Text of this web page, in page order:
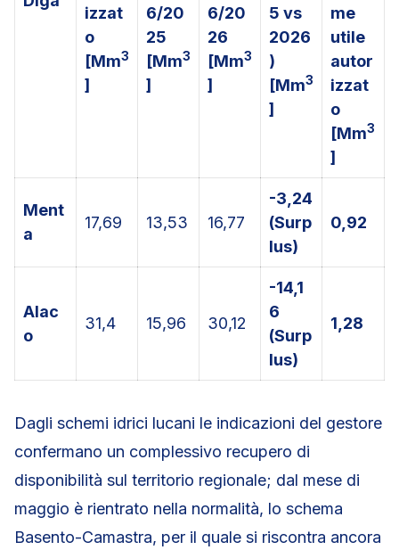
izzat
o
[Mm3
]
6/20
25
[Mm3
]
6/20
26
[Mm3
]
5 vs
2026
)
[Mm3
]
me
utile
autor
izzat
o
[Mm3
]
Ment
a
17,69 13,53 16,77
-3,24
(Surp
lus)
0,92
Alac
o
31,4 15,96 30,12
-14,1
6
(Surp
lus)
1,28
Dagli schemi idrici lucani le indicazioni del gestore
confermano un complessivo recupero di
disponibilità sul territorio regionale; dal mese di
maggio è rientrato nella normalità, lo schema
Basento-Camastra, per il quale si riscontra ancora